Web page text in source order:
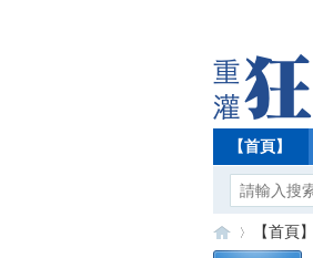
【首頁】
【首頁】